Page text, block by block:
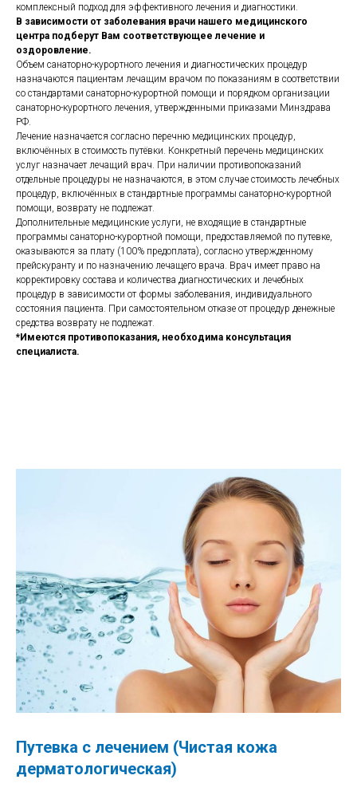
комплексный подход для эффективного лечения и диагностики.
В зависимости от заболевания врачи нашего медицинского
центра подберут Вам соответствующее лечение и
оздоровление.
Объем санаторно-курортного лечения и диагностических процедур
назначаются пациентам лечащим врачом по показаниям в соответствии
со стандартами санаторно-курортной помощи и порядком организации
санаторно-курортного лечения, утвержденными приказами Минздрава
РФ.
Лечение назначается согласно перечню медицинских процедур,
включённых в стоимость путёвки. Конкретный перечень медицинских
услуг назначает лечащий врач. При наличии противопоказаний
отдельные процедуры не назначаются, в этом случае стоимость лечебных
процедур, включённых в стандартные программы санаторно-курортной
помощи, возврату не подлежат.
Дополнительные медицинские услуги, не входящие в стандартные
программы санаторно-курортной помощи, предоставляемой по путевке,
оказываются за плату (100% предоплата), согласно утвержденному
прейскуранту и по назначению лечащего врача. Врач имеет право на
корректировку состава и количества диагностических и лечебных
процедур в зависимости от формы заболевания, индивидуального
состояния пациента. При самостоятельном отказе от процедур денежные
средства возврату не подлежат.
*Имеются противопоказания, необходима консультация
специалиста.
Путевка с лечением (Чистая кожа
дерматологическая)